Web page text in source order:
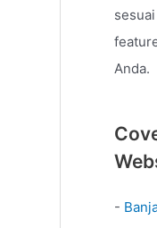
Anda.
-